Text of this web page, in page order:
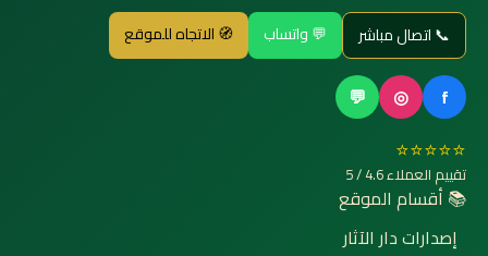
📞 اتصال مباشر 💬 واتساب 🧭 الاتجاه للموقع
f
◎
💬
⭐⭐⭐⭐⭐
تقييم العملاء 4.6 / 5
📚 أقسام الموقع
إصدارات دار الآثار